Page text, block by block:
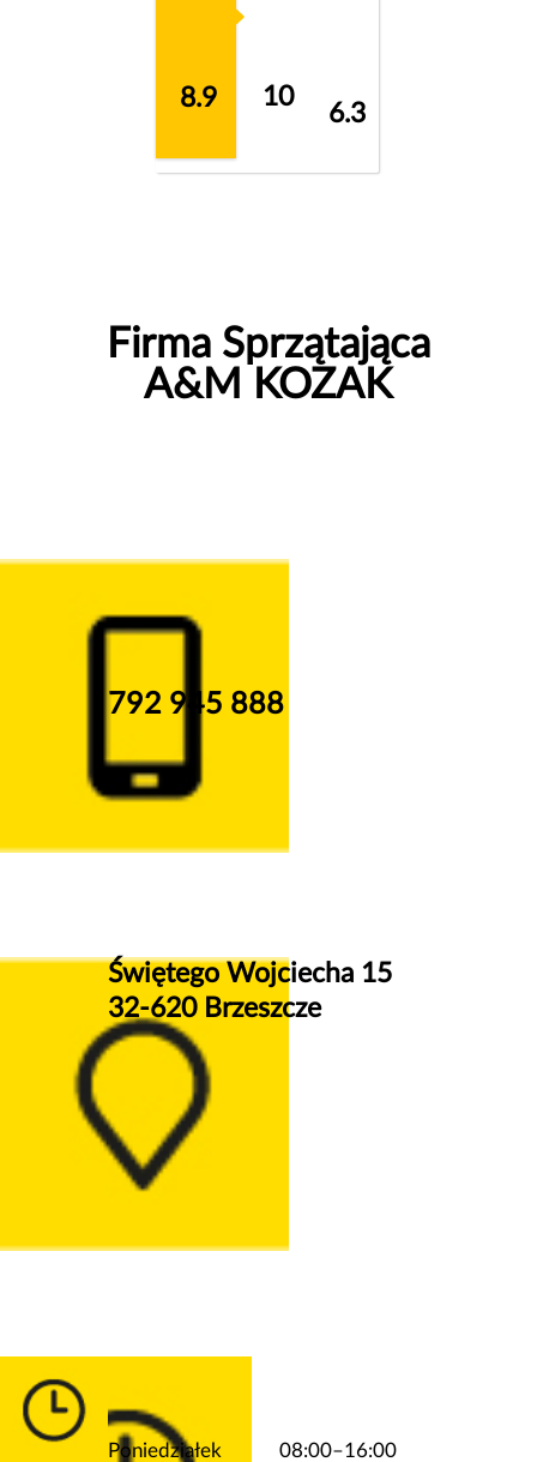
8.9 10
6.3
Firma Sprzątająca
A&M KOZAK
792 945 888
Świętego Wojciecha 15
32-620 Brzeszcze
Poniedziałek 08:00–16:00